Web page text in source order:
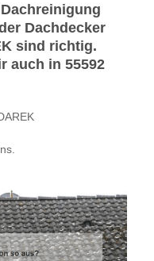
Dachdecker
sind richtig.
auch in 55592